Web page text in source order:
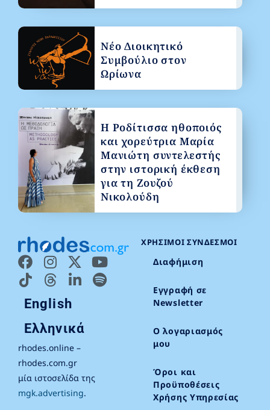
English
Ελληνικά
rhodes.online –
rhodes.com.gr
μία ιστοσελίδα της
mgk.advertising.
ΧΡΉΣΙΜΟΙ ΣΎΝΔΕΣΜΟΙ
Διαφήμιση
Εγγραφή σε
Newsletter
Ο λογαριασμός
μου
Όροι και
Προϋποθέσεις
Χρήσης Υπηρεσίας
Νέο Διοικητικό
Συμβούλιο στον
Ωρίωνα
Η Ροδίτισσα ηθοποιός
και χορεύτρια Μαρία
Μανιώτη συντελεστής
στην ιστορική έκθεση
για τη Ζουζού
Νικολούδη